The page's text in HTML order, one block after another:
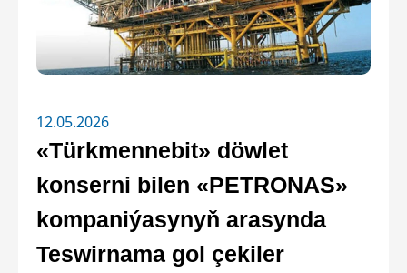
12.05.2026
«Türkmennebit» döwlet
konserni bilen «PETRONAS»
kompaniýasynyň arasynda
Teswirnama gol çekiler